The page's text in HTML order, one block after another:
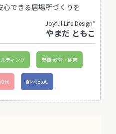
心できる居場所づくりを
Joyful Life Design*
やまだ ともこ
ティング 業種:教育・研修
代 商材:BtoC